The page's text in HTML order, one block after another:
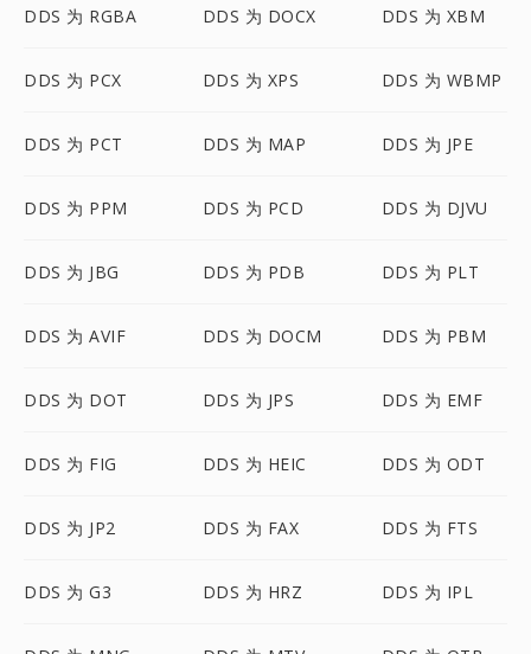
DDS 为 RGBA DDS 为 DOCX DDS 为 XBM
DDS 为 PCX DDS 为 XPS DDS 为 WBMP
DDS 为 PCT DDS 为 MAP DDS 为 JPE
DDS 为 PPM DDS 为 PCD DDS 为 DJVU
DDS 为 JBG DDS 为 PDB DDS 为 PLT
DDS 为 AVIF DDS 为 DOCM DDS 为 PBM
DDS 为 DOT DDS 为 JPS DDS 为 EMF
DDS 为 FIG DDS 为 HEIC DDS 为 ODT
DDS 为 JP2 DDS 为 FAX DDS 为 FTS
DDS 为 G3 DDS 为 HRZ DDS 为 IPL